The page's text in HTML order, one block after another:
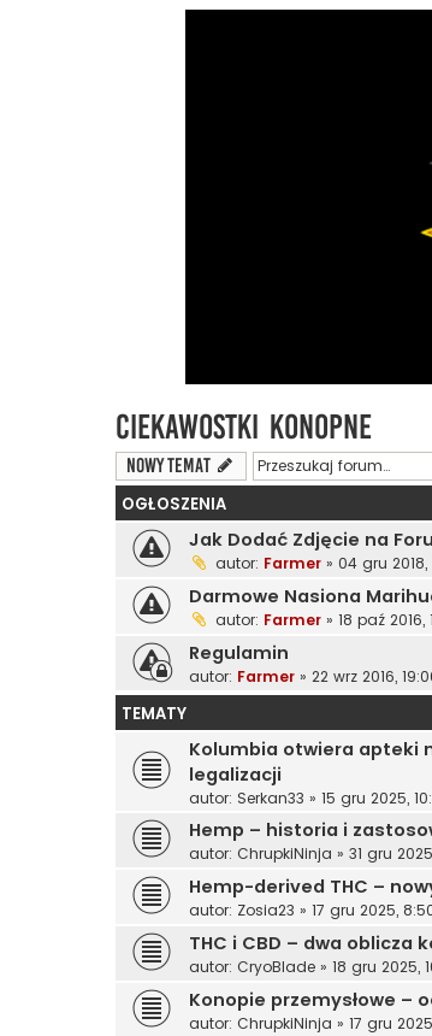
Ciekawostki Konopne
NOWY TEMAT
OGŁOSZENIA
Jak Dodać Zdjęcie na
autor: Farmer » 04 gru 2018,
Darmowe Nasiona
autor: Farmer » 18 paź 2016,
Regulamin
autor: Farmer » 22 wrz 2016,
TEMATY
Kolumbia otwiera apteki
legalizacji
autor: Serkan33 » 15 gru 2025,
Hemp – historia i
autor: ChrupkiNinja » 31 gru
Hemp-derived THC –
autor: Zosia23 » 17 gru 2025,
THC i CBD – dwa oblicza
autor: CryoBlade » 18 gru 2025,
Konopie przemysłowe –
autor: ChrupkiNinja » 17 gru